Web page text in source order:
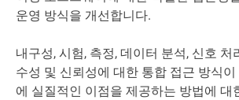
운영 방식을 개선합니다.
내구성, 시험, 측정, 데이터 분석, 신호 처
수성 및 신뢰성에 대한 통합 접근 방식
에 실질적인 이점을 제공하는 방법에 대